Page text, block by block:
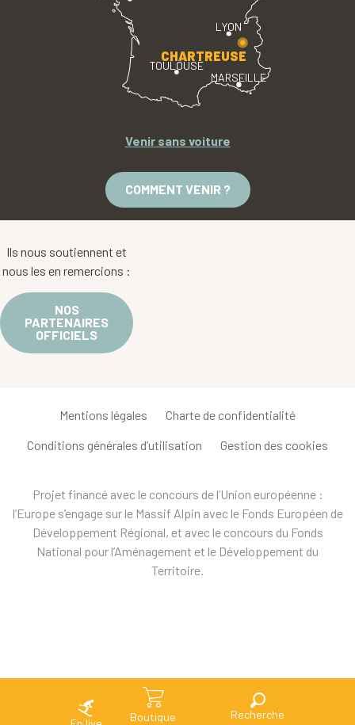
Boutique Recherche
LYON
TOULOUSE
MARSEILLE
CHARTREUSE
Venir sans voiture
COMMENT VENIR ?
Ils nous soutiennent et
nous les en remercions :
NOS
PARTENAIRES
OFFICIELS
Mentions légales Charte de confidentialité
Conditions générales d’utilisation Gestion des cookies
Projet financé avec le concours de l’Union européenne :
l’Europe s’engage sur le Massif Alpin avec le Fonds Européen de
Développement Régional, et avec le concours du Fonds
National pour l’Aménagement et le Développement du
Territoire.